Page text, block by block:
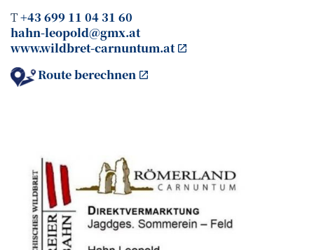
T+43 699 11 04 31 60
hahn-leopold@gmx.at
www.wildbret-carnuntum.at
Route berechnen